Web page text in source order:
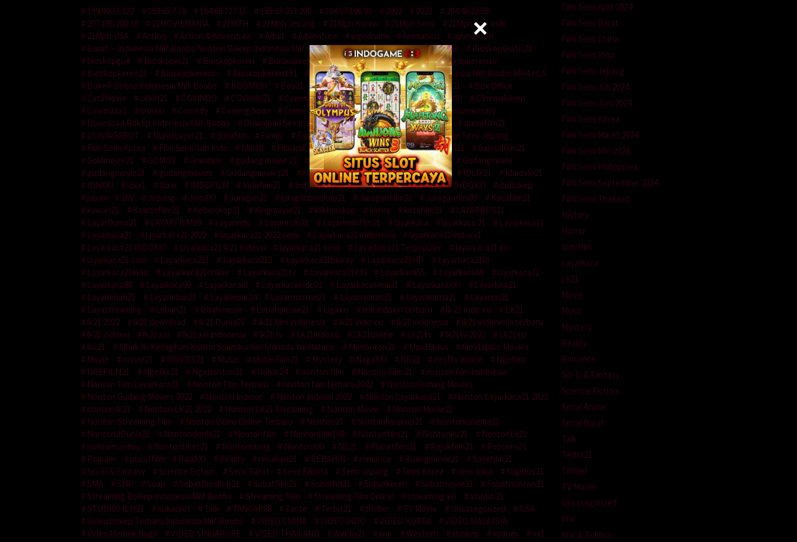
139.99.33.222
159.65.7.78 164.68.127.15 185.63.253.200 194.67.196.93 2022 2023
204.48.22.58
207.180.200.30
21MOVIEMANIA 21MPH 21Mph Jepang 21Mph Korea 21Mph Semi
21Mph Sub Indo
21Mph USA
Action Action & Adventure Adult Adventure aigodrama Animation
ayononton
Barat. – Indonesia Milf Boobs Nonton Bokep Indonesia Milf Boobs
BioskopCGV21 BioskopGaul
BioskopGratis21
bioskopgue
Bioskopin21 Bioskopkeren Bioskopkeren Asia bioskopkeren.space
bioskopkeren.tv
Bioskopkeren21
Bioskopkerenin BioskopkerenXX1 BioskopMantap21
BOKEP HD Indonesia Milf Boobs MP4 HLS
BokeP Online Indonesia Milf Boobs
BOOMXXI Bos21 Bos21XXI Boscinema21 Bosku21
Box Office
Cat3Movie
cekih21 CGVINDO CGVIndo21 CinemaEMAS Cinemaindo CinemaINDOXXI
CInemakeren
Cinemaxx1
cnnxxi Comedy Coming Soon Crime Dewamovie21 dewanonton
Documentary
Download BokEp Indonesia Milf Boobs
Download Sex Indo Drama DUNIA21 Dunia21tv
duniafilm21
DUNIAGABUT
DuniaLayar21 dutafilm Family Fantasy Film Jepang Film Semi
Film Semi Jepang
Film Semi Korea
Film Semi Sub Indo film18 Filmapik Filmbioskop21 Gabut21 Ganool21
Ganoolfilm21
Goldmovie21
GOMOV Grandxxi gudang movie 21 gudang movies 2022 Gudangfilm21
Gudangmovie
gudangmovie21
gudangmovies Gudangmovies21 hakamovie History Horror Idlix IDLIX21
Idmovie21
IDNXXI
idxx1 Idxxi INDOFILM Indofilm21 Indonesia Milf Boobs Online indoxx1 INDOXXI
itubokep
japan
JAV Jepang JoinXXI Juragan21 juraganbioskop21 JuraganFilm21 Juraganfilm99
Kacafilm21
kawan21
Kawanfilm21 Kebioskop21 Kingmovie21 klikbioskop korea kotafilm21
LAYARBOS21
LayarDunia21
LAYARFILM99 Layarindo Layarindo21 Layarindofilm21 layarkaca layarkaca 21
Layarkaca11
Layarkaca21
layarkaca21 2022 layarkaca21 2022 semi Layarkaca21 indonesia
layarkaca21 indoxx1
Layarkaca21 INDOXXI
layarkaca21 lk21 indoxxi layarkaca21 semi Layarkaca21 Terpopuler
layarkaca21 xxi
layarkaca21.com
Layarkaca211 Layarkaca212 Layarkaca21bluray Layarkaca21HD
Layarkaca21id
Layarkaca21indo
Layarkaca21online Layarkaca21tv Layarkaca21XXI Layarkaca55 Layarkaca66
layarkaca71
Layarkaca88
Layarkaca99 Layarkacaid Layarkacaindo21 Layarkacasemi21 LayarkacaXXI
Layarkita21
Layarlebah21
Layarlebar21 Layarlebar24 Layarnonton21 Layarteman21 Layarwarna21
Layarxxi21
Layastreaming
Lebah21 lebahmovie Lebahmovie21 Ligaxxi link indoxxi terbaru lk 21 indo xxi
LK21
lk21 2022
lk21 download lk21 Dunia21 lk21 film indonesia lk21 indo xxi lk21 indonesia
lk21 indonesia terbaru
lk21 indoxxi
lk21 xxi lk21 xxi indonesia lk21.tv Lk21indoxxi Lk21online Lk21tv lk21tv 2022
Lk21xxi
lkc21
Mbak Yu Ketagihan Kontol Suamiku Yuu Shinoda Yui Hatano Menonton21 Mov18plus
Mov18plus Movies
Movie
movie21 MOVIES21 Music MuterFilm21 Mystery NagaXXI NB21 netflix online
Ngefilm
NGEFILM21
Ngeflix21 Ngenonton21 Nobar24 nonton film Nonton Film 21
nonton film Indonesia
Nonton Film Layarkaca21
Nonton Film Terbaru nonton film terbaru 2022
Nonton Gudang Movies
Nonton Gudang Movies 2022
Nonton Indoxxi Nonton Indoxxi 2022 Nonton Layarkaca21
Nonton Layarkaca21 2022
nonton lk21
Nonton LK21 2022 Nonton LK21 Streaming Nonton Movie
Nonton Movie21
Nonton Streaming Film
Nonton Video Online Terbaru Nonton21 Nontonbioskop21
Nontoncinema21
NontondDunia21
Nontondunia21 Nontonfilm Nontonfilm168 Nontonfilm21 Nontonku21
NontonLk21
nontonsantuy
Nontontiket21 Nontonulang NontonXXI NS21 Planetfilm21 Pojokfilm21
Popcorn21
Populer
pusatfilm RajaXXI Reality rebahan21 REBAHIN romance Ruangmovie21
Savefilm21
Sci-Fi & Fantasy
Science Fiction Semi Barat Semi Filipina Semi Jepang Semi Korea semi lokal
Siapbos21
SMA
SMP Soap SobatBioskop21 Sobatfilm21 Sobathd21 Sobatkeren Sobatmovie21
Sobatnonton21
Streaming BoKep Indonesia Milf Boobs
Streaming Film Streaming Film Online streaming xxi
studio 21
STUDIOFILM21
sukacrot Talk TANCAP88 Tante Terbit21 thriller TV Movie Uncategorized
USA
Video bokep Terbaru Indonesia Milf Boobs
VIDEO CHINA VIDEO INDO VIDEO KOREA
VIDEO MALAYSIA
Video Memek Bugil
VIDEO SINGAPORE VIDEO THAILAND Waktu21 war Western xbokep xpanas
xx1
Film Semi April 2024
Film Semi Barat
Film Semi China
Film Semi Indo
Film Semi Jepang
Film Semi Juli 2024
Film Semi Juni 2024
Film Semi Korea
Film Semi Maret 2024
Film Semi Mei 2024
Film Semi Philippines
Film Semi September 2024
Film Semi Thailand
History
Horror
Indofilm
Layarkaca
Lk21
Movie
Music
Mystery
Reality
Romance
Sci-Fi & Fantasy
Science Fiction
Serial Anime
Serial Barat
Talk
Terbit21
Thriller
TV Movie
Uncategorized
War
War & Politics